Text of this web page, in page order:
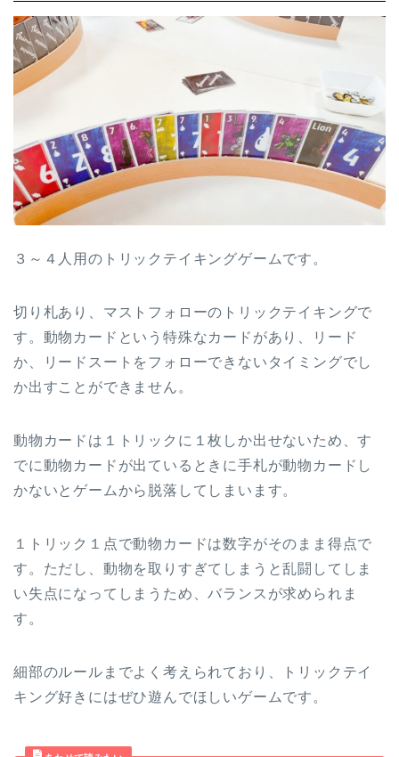
３～４人用のトリックテイキングゲームです。
切り札あり、マストフォローのトリックテイキングで
す。動物カードという特殊なカードがあり、リード
か、リードスートをフォローできないタイミングでし
か出すことができません。
動物カードは１トリックに１枚しか出せないため、す
でに動物カードが出ているときに手札が動物カードし
かないとゲームから脱落してしまいます。
１トリック１点で動物カードは数字がそのまま得点で
す。ただし、動物を取りすぎてしまうと乱闘してしま
い失点になってしまうため、バランスが求められま
す。
細部のルールまでよく考えられており、トリックテイ
キング好きにはぜひ遊んでほしいゲームです。